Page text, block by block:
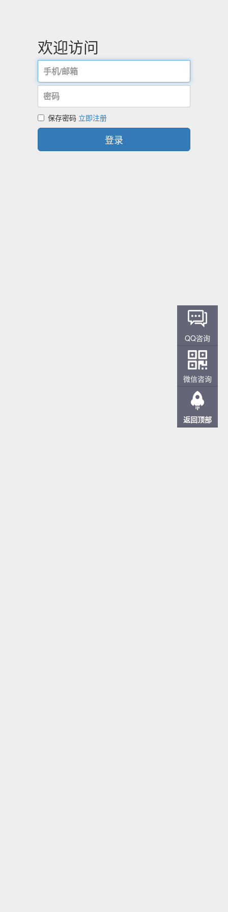
QQ咨询
微信咨询
返回顶部
欢迎访问
保存密码 立即注册
登录